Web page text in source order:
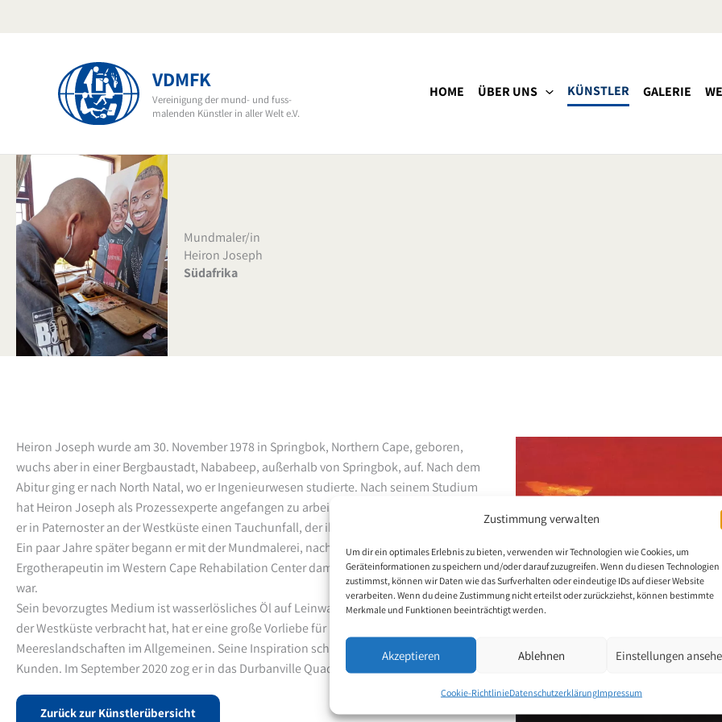
Zustimmung verwalten
Um dir ein optimales Erlebnis zu bieten, verwenden wir Technologien wie Cookies, um
Geräteinformationen zu speichern und/oder darauf zuzugreifen. Wenn du diesen Technologien
zustimmst, können wir Daten wie das Surfverhalten oder eindeutige IDs auf dieser Website
verarbeiten. Wenn du deine Zustimmung nicht erteilst oder zurückziehst, können bestimmte
Merkmale und Funktionen beeinträchtigt werden.
Akzeptieren Ablehnen Einstellungen
Cookie-RichtlinieDatenschutzerklärungImpressum
VDMFK
Vereinigung der mund- und fuss-
malenden Künstler in aller Welt e.V.
HOME ÜBER UNS KÜNSTLER GALERIE
Mundmaler/in
Heiron Joseph
Südafrika
Heiron Joseph wurde am 30. November 1978 in Springbok, Northern Cape, geboren,
wuchs aber in einer Bergbaustadt, Nababeep, außerhalb von Springbok, auf. Nach dem
Abitur ging er nach North Natal, wo er Ingenieurwesen studierte. Nach seinem Studium
hat Heiron Joseph als Prozessexperte angefangen zu arbeiten. Am 1. Januar 2005 hatte
er in Paternoster an der Westküste einen Tauchunfall, der ihn vom Hals abwärts lähmte.
Ein paar Jahre später begann er mit der Mundmalerei, nachdem er von seiner
Ergotherapeutin im Western Cape Rehabilation Center damit vertraut gemacht worden
war.
Sein bevorzugtes Medium ist wasserlösliches Öl auf Leinwand. Da Heiron viele Jahre an
der Westküste verbracht hat, hat er eine große Vorliebe für Fischerdörfer oder
Meereslandschaften im Allgemeinen. Seine Inspiration schöpft er aus zufriedenen
Kunden. Im September 2020 zog er in das Durbanville Quad Center.
Zurück zur Künstlerübersicht